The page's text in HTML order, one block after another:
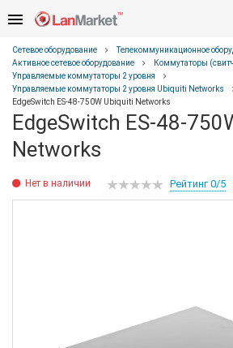
Сетевое оборудование
Телекоммуникационное
Активное сетевое оборудование
Коммутаторы
Управляемые коммутаторы 2 уровня
Управляемые коммутаторы 2 уровня Ubiquiti Networks
EdgeSwitch ES-48-750W Ubiquiti Networks
EdgeSwitch ES-48-
Networks
Нет в наличии Рейтинг 0/5